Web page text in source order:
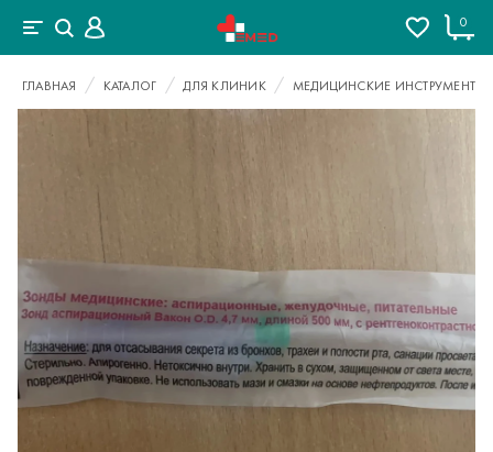
0
ГЛАВНАЯ КАТАЛОГ ДЛЯ КЛИНИК МЕДИЦИНСКИЕ ИНСТРУМЕНТЫ